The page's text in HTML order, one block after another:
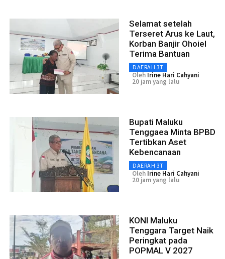
Selamat setelah
Terseret Arus ke Laut,
Korban Banjir Ohoiel
Terima Bantuan
DAERAH 3T
Oleh Irine Hari Cahyani
20 jam yang lalu
Bupati Maluku
Tenggaea Minta BPBD
Tertibkan Aset
Kebencanaan
DAERAH 3T
Oleh Irine Hari Cahyani
20 jam yang lalu
KONI Maluku
Tenggara Target Naik
Peringkat pada
POPMAL V 2027